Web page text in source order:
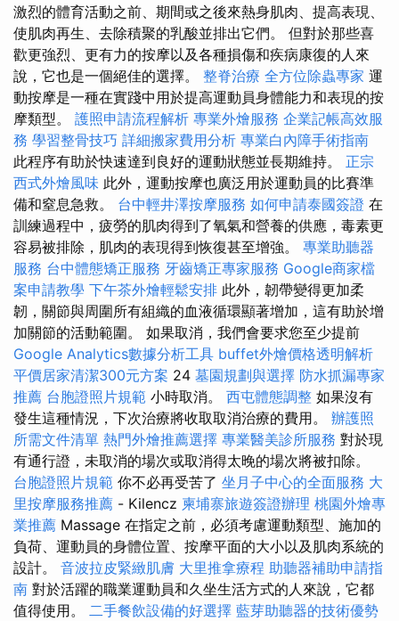
激烈的體育活動之前、期間或之後來熱身肌肉、提高表現、
使肌肉再生、去除積聚的乳酸並排出它們。 但對於那些喜
歡更強烈、更有力的按摩以及各種損傷和疾病康復的人來
說，它也是一個絕佳的選擇。 整脊治療 全方位除蟲專家 運
動按摩是一種在實踐中用於提高運動員身體能力和表現的按
摩類型。 護照申請流程解析 專業外燴服務 企業記帳高效服
務 學習整骨技巧 詳細搬家費用分析 專業白內障手術指南
此程序有助於快速達到良好的運動狀態並長期維持。 正宗
西式外燴風味 此外，運動按摩也廣泛用於運動員的比賽準
備和窒息急救。 台中輕井澤按摩服務 如何申請泰國簽證 在
訓練過程中，疲勞的肌肉得到了氧氣和營養的供應，毒素更
容易被排除，肌肉的表現得到恢復甚至增強。 專業助聽器
服務 台中體態矯正服務 牙齒矯正專家服務 Google商家檔
案申請教學 下午茶外燴輕鬆安排 此外，韌帶變得更加柔
韌，關節與周圍所有組織的血液循環顯著增加，這有助於增
加關節的活動範圍。 如果取消，我們會要求您至少提前
Google Analytics數據分析工具 buffet外燴價格透明解析
平價居家清潔300元方案 24 墓園規劃與選擇 防水抓漏專家
推薦 台胞證照片規範 小時取消。 西屯體態調整 如果沒有
發生這種情況，下次治療將收取取消治療的費用。 辦護照
所需文件清單 熱門外燴推薦選擇 專業醫美診所服務 對於現
有通行證，未取消的場次或取消得太晚的場次將被扣除。
台胞證照片規範 你不必再受苦了 坐月子中心的全面服務 大
里按摩服務推薦 - Kilencz 柬埔寨旅遊簽證辦理 桃園外燴專
業推薦 Massage 在指定之前，必須考慮運動類型、施加的
負荷、運動員的身體位置、按摩平面的大小以及肌肉系統的
設計。 音波拉皮緊緻肌膚 大里推拿療程 助聽器補助申請指
南 對於活躍的職業運動員和久坐生活方式的人來說，它都
值得使用。 二手餐飲設備的好選擇 藍芽助聽器的技術優勢